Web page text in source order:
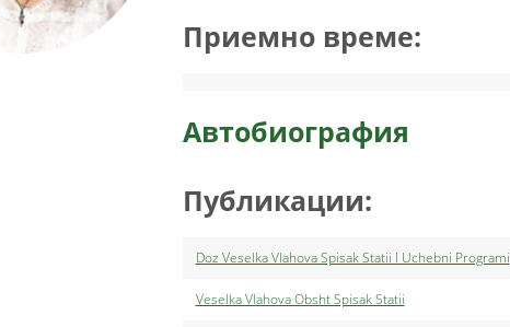
Приемно време:
Автобиография
Публикации:
Doz Veselka Vlahova Spisak Statii I Uchebni Programi
Veselka Vlahova Obsht Spisak Statii